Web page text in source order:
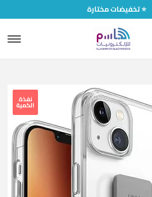
تخفيضات مختارة ⭐
نفذة
الكمية